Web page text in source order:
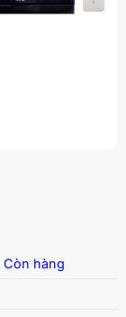
Còn hàng